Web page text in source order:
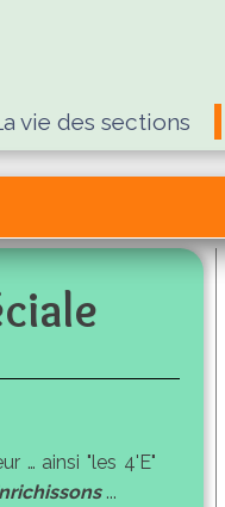
vie des sections
… ainsi "les 4'E"
...